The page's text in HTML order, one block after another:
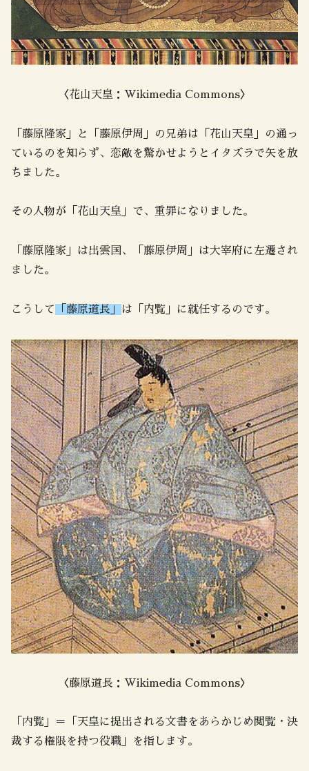
〈花山天皇：Wikimedia Commons〉
「藤原隆家」と「藤原伊周」の兄弟は「花山天皇」の通っ
ているのを知らず、恋敵を驚かせようとイタズラで矢を放
ちました。
その人物が「花山天皇」で、重罪になりました。
「藤原隆家」は出雲国、「藤原伊周」は大宰府に左遷され
ました。
こうして 「藤原道長」 は「内覧」に就任するのです。
〈藤原道長：Wikimedia Commons〉
「内覧」＝「天皇に提出される文書をあらかじめ閲覧・決
裁する権限を持つ役職」を指します。